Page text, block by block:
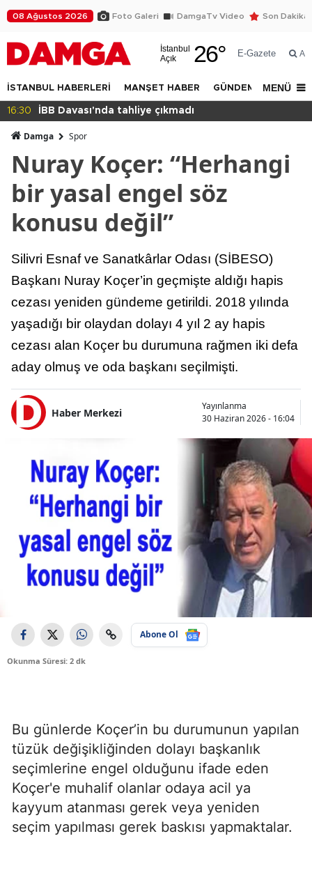
08 Ağustos 2026 Foto Galeri DamgaTv Video Son Dakika
İstanbul
Açık
26° E-Gazete Ara
İSTANBUL HABERLERİ MANŞET HABER GÜNDEM DÜNYA
MENÜ
14:32 Beylikdüzü Yakuplu'da daralan sokak tepkisi!
Damga Spor
Nuray Koçer: “Herhangi
bir yasal engel söz
konusu değil”
Silivri Esnaf ve Sanatkârlar Odası (SİBESO)
Başkanı Nuray Koçer’in geçmişte aldığı hapis
cezası yeniden gündeme getirildi. 2018 yılında
yaşadığı bir olaydan dolayı 4 yıl 2 ay hapis
cezası alan Koçer bu durumuna rağmen iki defa
aday olmuş ve oda başkanı seçilmişti.
Haber Merkezi
Yayınlanma
30 Haziran 2026 - 16:04
Abone Ol
Okunma Süresi: 2 dk
Bu günlerde Koçer’in bu durumunun yapılan
tüzük değişikliğinden dolayı başkanlık
seçimlerine engel olduğunu ifade eden
Koçer'e muhalif olanlar odaya acil ya
kayyum atanması gerek veya yeniden
seçim yapılması gerek baskısı yapmaktalar.